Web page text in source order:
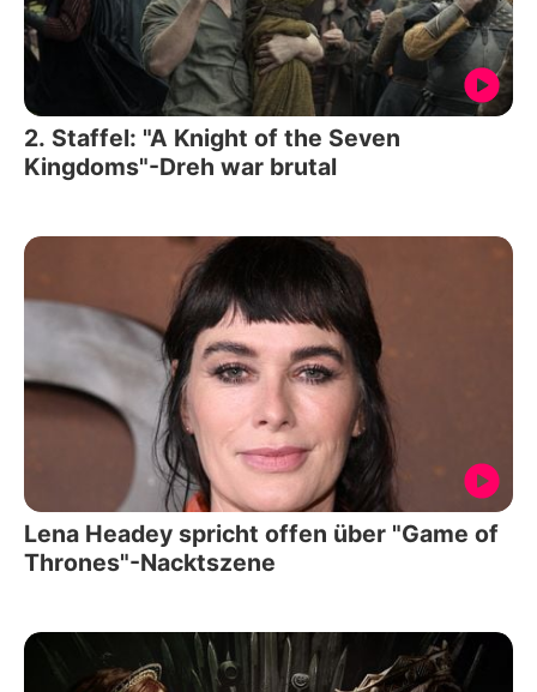
2. Staffel: "A Knight of the Seven
Kingdoms"-Dreh war brutal
Lena Headey spricht offen über "Game of
Thrones"-Nacktszene